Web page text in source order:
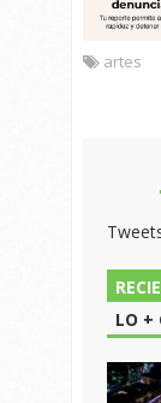
artes
LO +